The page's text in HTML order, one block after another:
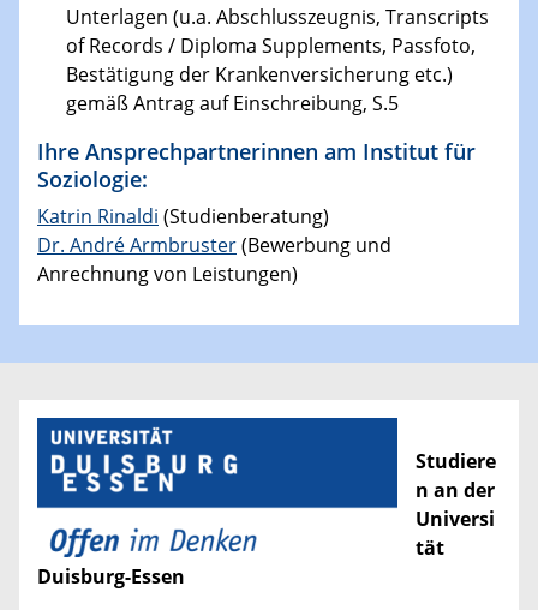
Unterlagen (u.a. Abschlusszeugnis, Transcripts
of Records / Diploma Supplements, Passfoto,
Bestätigung der Krankenversicherung etc.)
gemäß Antrag auf Einschreibung, S.5
​​​Ihre Ansprechpartnerinnen am Institut für
Soziologie:
Katrin Rinaldi (Studienberatung)
Dr. André Armbruster(Bewerbung und
Anrechnung von Leistungen)
Studiere
n an der
Universi
tät
Duisburg-Essen